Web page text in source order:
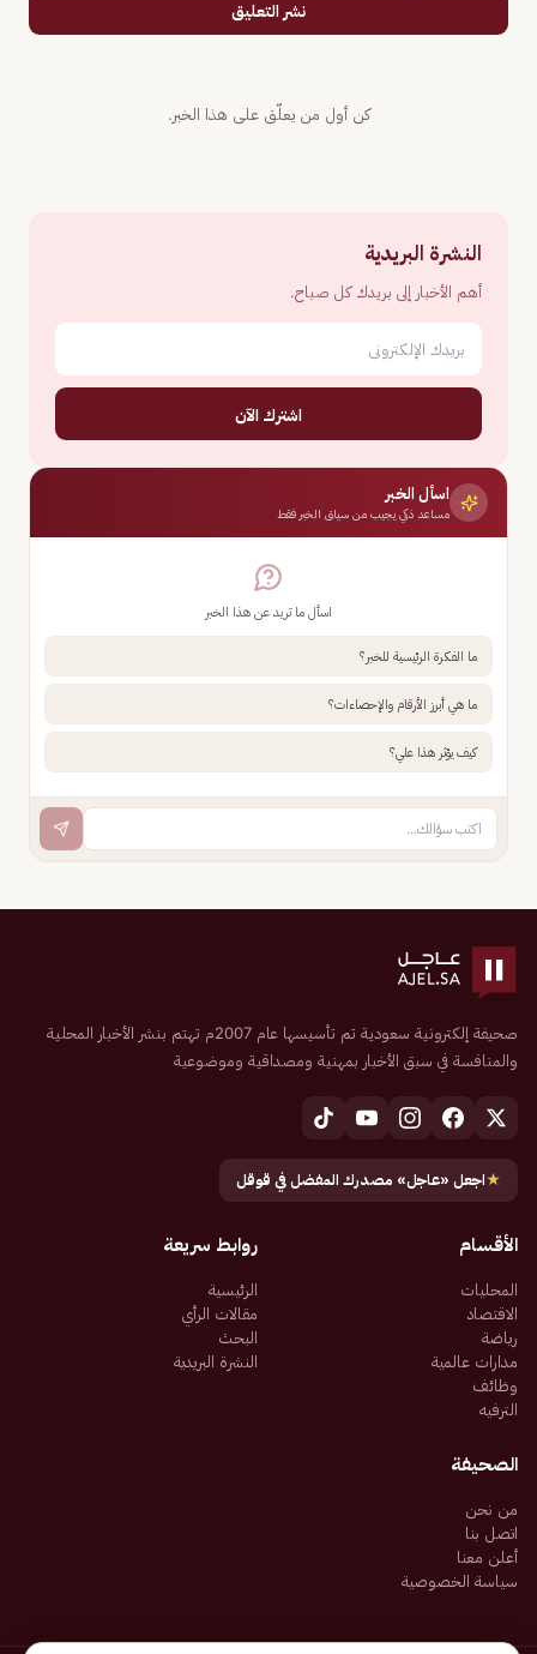
نشر التعليق
كن أول من يعلّق على هذا الخبر.
النشرة البريدية
أهم الأخبار إلى بريدك كل صباح.
اشترك الآن
اسأل الخبر
مساعد ذكي يجيب من سياق الخبر فقط
اسأل ما تريد عن هذا الخبر
ما الفكرة الرئيسية للخبر؟
ما هي أبرز الأرقام والإحصاءات؟
كيف يؤثر هذا علي؟
صحيفة إلكترونية سعودية تم تأسيسها عام 2007م تهتم بنشر الأخبار المحلية
والمنافسة في سبق الأخبار بمهنية ومصداقية وموضوعية
★اجعل «عاجل» مصدرك المفضل في قوقل
الأقسام
المحليات
الاقتصاد
رياضة
مدارات عالمية
وظائف
الترفيه
روابط سريعة
الرئيسية
مقالات الرأي
البحث
النشرة البريدية
الصحيفة
من نحن
اتصل بنا
أعلن معنا
سياسة الخصوصية